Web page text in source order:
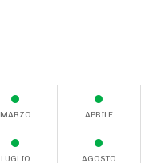
MARZO APRILE
LUGLIO AGOSTO